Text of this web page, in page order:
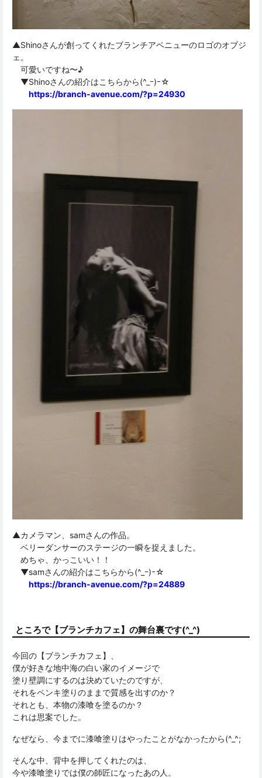
▲Shinoさんが創ってくれたブランチアベニューのロゴのオブジ
ェ。
可愛いですね〜♪
▼Shinoさんの紹介はこちらから(^_ｰ)ｰ☆
https://branch-avenue.com/?p=24930
▲カメラマン、samさんの作品。
ベリーダンサーのステージの一瞬を捉えました。
めちゃ、かっこいい！！
▼samさんの紹介はこちらから(^_ｰ)ｰ☆
https://branch-avenue.com/?p=24889
ところで【ブランチカフェ】の舞台裏です(^_^)
今回の【ブランチカフェ】、
僕が好きな地中海の白い家のイメージで
塗り壁調にするのは決めていたのですが、
それをペンキ塗りのままで質感を出すのか？
それとも、本物の漆喰を塗るのか？
これは思案でした。
なぜなら、今までに漆喰塗りはやったことがなかったから(^_^;
そんな中、背中を押してくれたのは、
今や漆喰塗りでは僕の師匠になったあの人。